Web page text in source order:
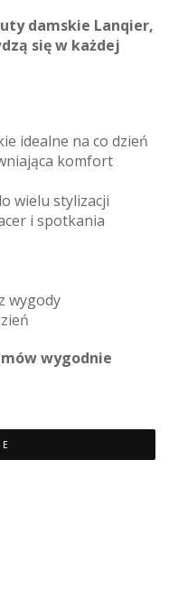
damskie Lanqier,
się w każdej
idealne na co dzień
komfort
wielu stylizacji
i spotkania
wygody
wygodnie